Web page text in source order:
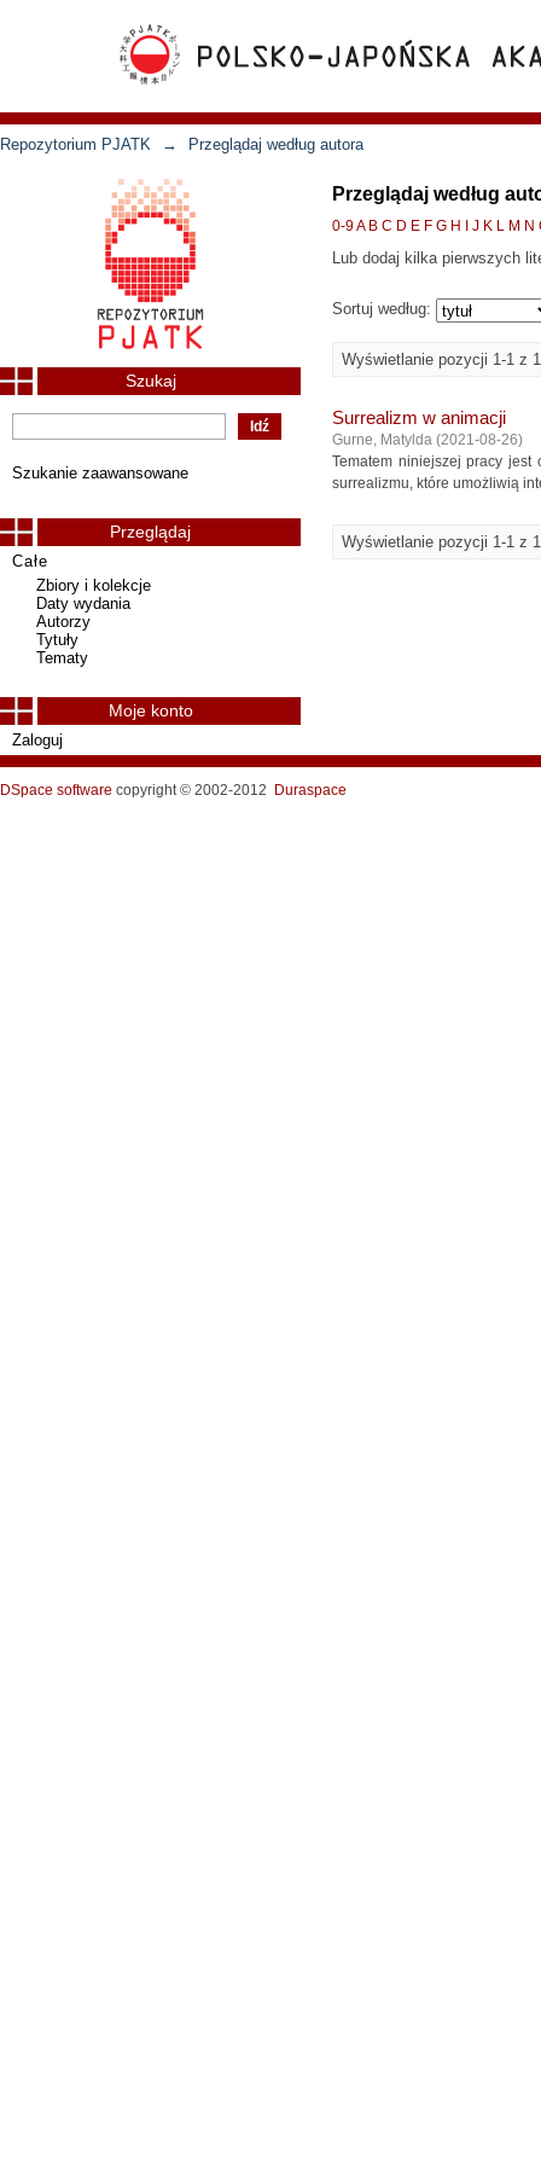
Repozytorium PJATK → Przeglądaj według autora
Przeglądaj według
0-9A B C D E F G H J K L M N
Lub dodaj kilka pierwszych
Sortuj według:
Wyświetlanie pozycji 1-1 z 1
Surrealizm w animacji
Gurne, Matylda (2021-08-26)
Tematem niniejszej pracy jest
surrealizmu, które umożliwią
Wyświetlanie pozycji 1-1 z 1
Szukaj
Szukanie zaawansowane
Przeglądaj
Całe
Zbiory i kolekcje
Daty wydania
Autorzy
Tytuły
Tematy
Moje konto
Zaloguj
DSpace software copyright © 2002-2012 Duraspace